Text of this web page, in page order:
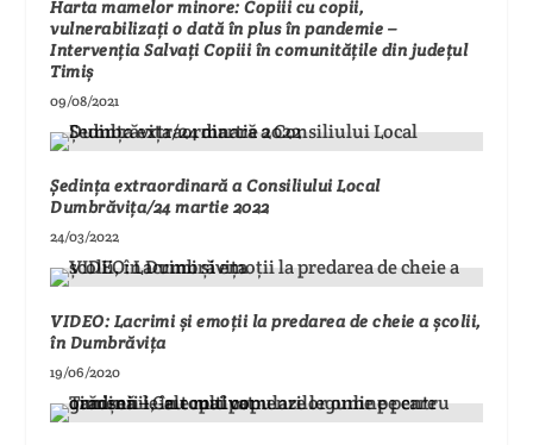
Harta mamelor minore: Copiii cu copii,
vulnerabilizați o dată în plus în pandemie –
Intervenția Salvați Copiii în comunitățile din județul
Timiș
09/08/2021
Ședința extraordinară a Consiliului Local
Dumbrăvița/24 martie 2022
24/03/2022
VIDEO: Lacrimi și emoții la predarea de cheie a școlii,
în Dumbrăvița
19/06/2020